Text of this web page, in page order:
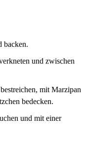
backen.
und zwischen
mit Marzipan
bedecken.
und mit einer